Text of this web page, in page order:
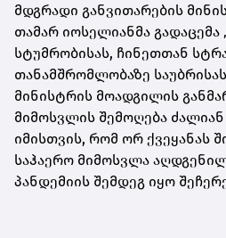
მდგრადი განვითარების
თამარ იოსელიანმა გადაცემა
სტუმრობისას, ჩინეთთან
თანამშრომლობაზე
მინისტრის მოადგილის
მიმოსვლის შემოღება
იმისთვის, რომ ორ ქვეყანას
საჰაერო მიმოსვლა
პანდემიის შემდეგ იყო